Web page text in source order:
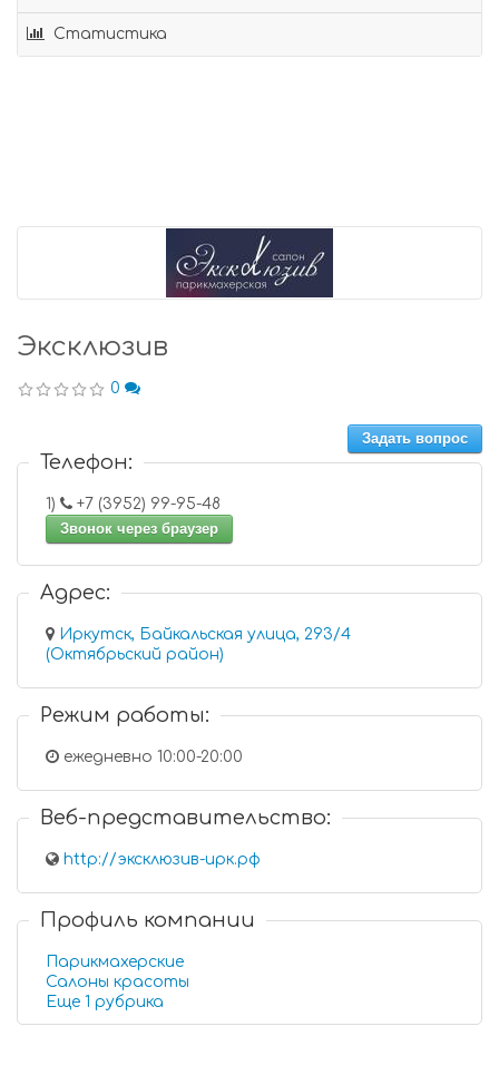
Статистика
Эксклюзив
0
Задать вопрос
Телефон:
1)
+7 (3952) 99-95-48
Звонок через браузер
Адрес:
Иркутск, Байкальская улица, 293/4
(Октябрьский район)
Режим работы:
ежедневно 10:00-20:00
Веб-представительство:
http://эксклюзив-ирк.рф
Профиль компании
Парикмахерские
Салоны красоты
Еще 1 рубрика